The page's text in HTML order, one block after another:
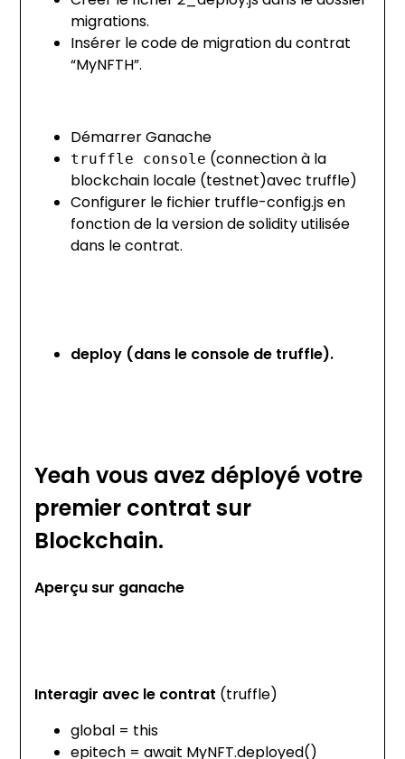
migrations.
Insérer le code de migration du contrat
“MyNFTH”.
Démarrer Ganache
truffle console (connection à la
blockchain locale (testnet)avec truffle)
Configurer le fichier truffle-config.js en
fonction de la version de solidity utilisée
dans le contrat.
deploy (dans le console de truffle).
Yeah vous avez déployé votre
premier contrat sur
Blockchain.
Aperçu sur ganache
Interagir avec le contrat (truffle)
global = this
epitech = await MyNFT.deployed()